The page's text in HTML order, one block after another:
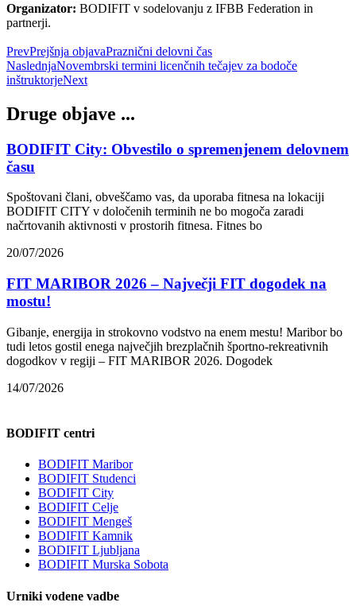
Organizator: BODIFIT v sodelovanju z IFBB Federation in
partnerji.
PrevPrejšnja objavaPraznični delovni čas
NaslednjaNovembrski termini licenčnih tečajev za bodoče
inštruktorjeNext
Druge objave ...
BODIFIT City: Obvestilo o spremenjenem delovnem
času
Spoštovani člani, obveščamo vas, da uporaba fitnesa na lokaciji
BODIFIT CITY v določenih terminih ne bo mogoča zaradi
načrtovanih aktivnosti v prostorih fitnesa. Fitnes bo
20/07/2026
FIT MARIBOR 2026 – Največji FIT dogodek na
mostu!
Gibanje, energija in strokovno vodstvo na enem mestu! Maribor bo
tudi letos gostil enega največjih brezplačnih športno-rekreativnih
dogodkov v regiji – FIT MARIBOR 2026. Dogodek
14/07/2026
BODIFIT centri
BODIFIT Maribor
BODIFIT Studenci
BODIFIT City
BODIFIT Celje
BODIFIT Mengeš
BODIFIT Kamnik
BODIFIT Ljubljana
BODIFIT Murska Sobota
Urniki vodene vadbe